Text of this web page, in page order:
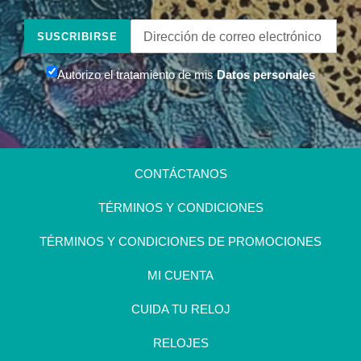
Color de la Correa :negro
Largo de la Correa (mm) :225
Tamaño de la Correa (mm) :22
Tipo de Hebilla :>hebilla
Intercambiable :no
Tipo de Cierre :no
En el siguiente documento
podrás encontrar la
información de garantía del
especificaciones de
Invicta. La información esta
Descargar Manual
SUSCRIBIRSE
Autorizo el tratamiento de misDatos personales
CONTÁCTANOS
TÉRMINOS Y CONDICIONES
TÉRMINOS Y CONDICIONES DE PROMOCIONES
MI CUENTA
CUIDA TU RELOJ
RELOJES